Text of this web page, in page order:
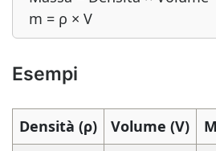
m = ρ × V
Esempi
Densità (ρ) Volume (V)